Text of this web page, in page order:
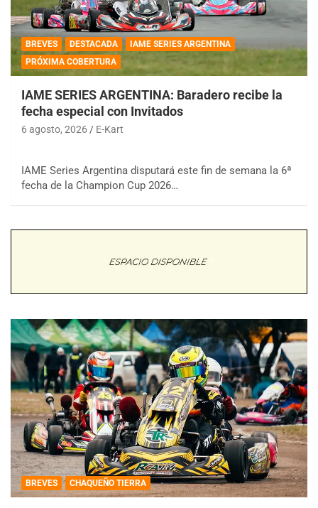
BREVES DESTACADA
IAME SERIES ARGENTINA
PRÓXIMA COBERTURA
IAME SERIES ARGENTINA: Baradero recibe la
fecha especial con Invitados
6 agosto, 2026 E-Kart
IAME Series Argentina disputará este fin de semana la 6ª
fecha de la Champion Cup 2026…
BREVES CHAQUEÑO TIERRA